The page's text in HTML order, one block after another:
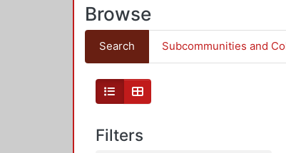
Browse
Search Subcommunities and
Filters